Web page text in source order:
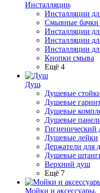
Инсталляции
Инсталляции
Смывные бачки
Инсталляции
Инсталляции
Инсталляции
Кнопки смыва
Ещё 4
Душ
Душевые
Душевые
Душевые
Душевые
Гигиенический
Душевые лейки
Держатели для
Душевые
Верхний душ
Ещё 7
Мойки и аксессуары